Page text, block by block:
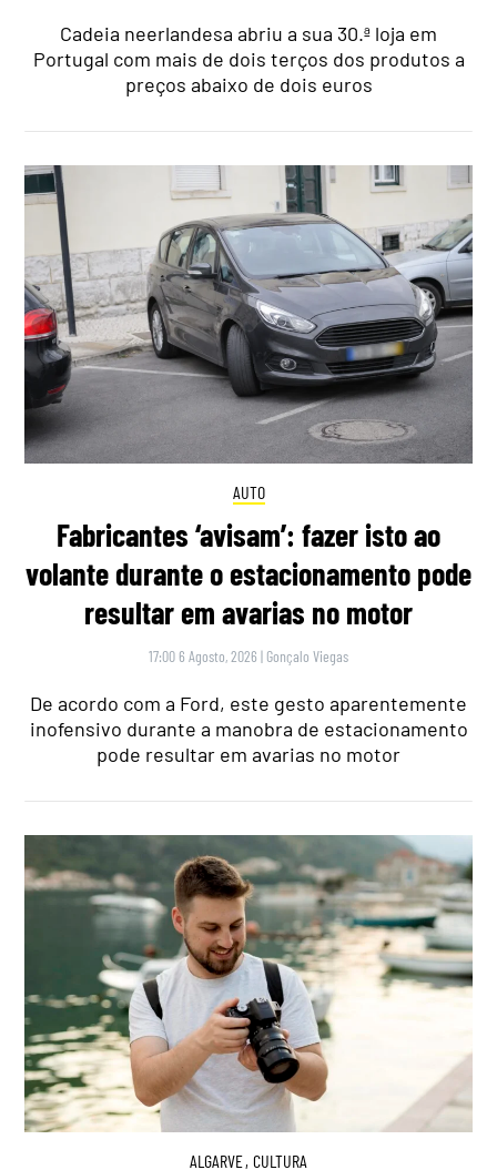
Cadeia neerlandesa abriu a sua 30.ª loja em
Portugal com mais de dois terços dos produtos a
preços abaixo de dois euros
AUTO
Fabricantes ‘avisam’: fazer isto ao
volante durante o estacionamento pode
resultar em avarias no motor
17:00 6 Agosto, 2026 | Gonçalo Viegas
De acordo com a Ford, este gesto aparentemente
inofensivo durante a manobra de estacionamento
pode resultar em avarias no motor
ALGARVE, CULTURA